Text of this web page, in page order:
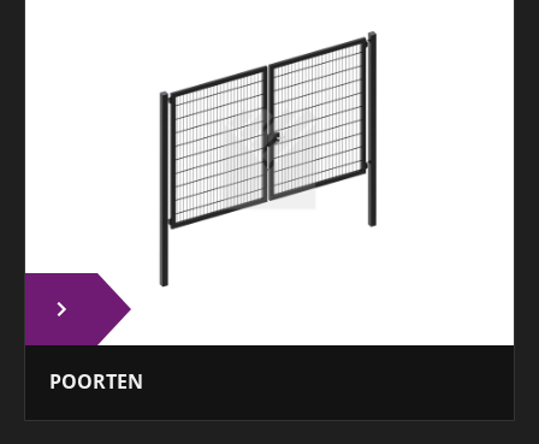
POORTEN